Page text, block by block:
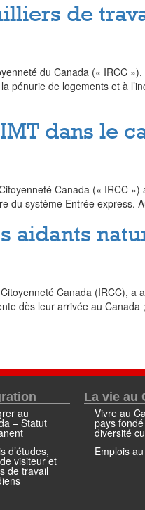
de
du Canada (« IRCC
pénurie de logements et à
dans le
Canada (« IRCC
du système Entrée
aidants
Canada (IRCC),
dès leur arrivée au
au
– Statut
d’études,
visiteur et
de travail
La vie au
Vivre au
pays
diversité
Emplois